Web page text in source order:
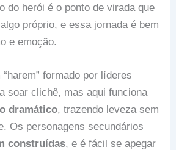
do herói é o ponto de virada que
próprio, e essa jornada é bem
e emoção.
formado por líderes
soar clichê, mas aqui funciona
dramático, trazendo leveza sem
Os personagens secundários
construídas, e é fácil se apegar